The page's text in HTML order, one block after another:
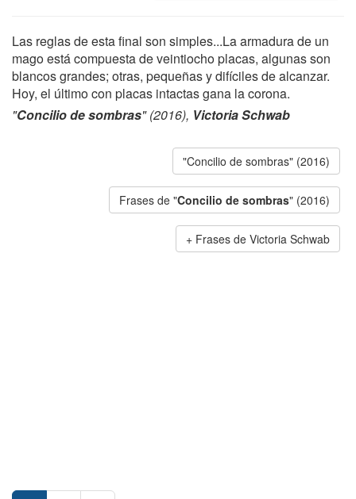
Las reglas de esta final son simples...La armadura de un
mago está compuesta de veintiocho placas, algunas son
blancos grandes; otras, pequeñas y difíciles de alcanzar.
Hoy, el último con placas intactas gana la corona.
"Concilio de sombras" (2016), Victoria Schwab
"Concilio de sombras" (2016)
Frases de "Concilio de sombras" (2016)
Frases de Victoria Schwab